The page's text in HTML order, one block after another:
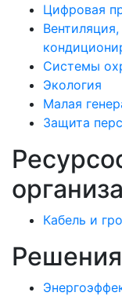
Цифровая
Системы
Экология
Малая
Защита
Кабель и